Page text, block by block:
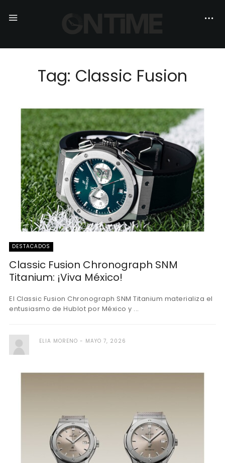
Tag: Classic Fusion
DESTACADOS
Classic Fusion Chronograph SNM
Titanium: ¡Viva México!
El Classic Fusion Chronograph SNM Titanium materializa el
entusiasmo de Hublot por México y ...
ELIA MORENO MAYO 7, 2026